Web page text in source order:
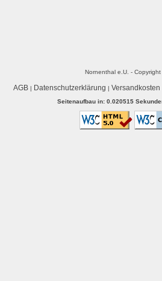
Nornenthal e.U. -
AGB| Datenschutzerklärung | Versandkosten
Seitenaufbau in: 0.020515